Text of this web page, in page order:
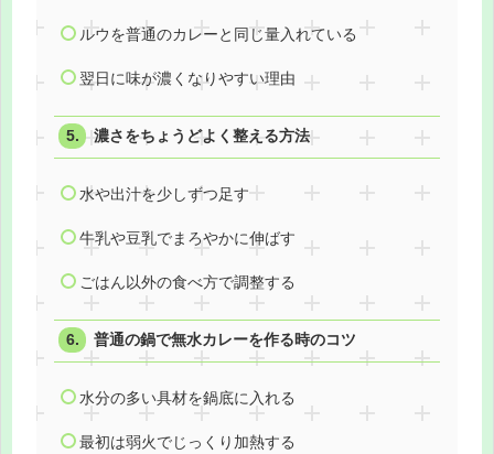
ルウを普通のカレーと同じ量入れている
翌日に味が濃くなりやすい理由
濃さをちょうどよく整える方法
水や出汁を少しずつ足す
牛乳や豆乳でまろやかに伸ばす
ごはん以外の食べ方で調整する
普通の鍋で無水カレーを作る時のコツ
水分の多い具材を鍋底に入れる
最初は弱火でじっくり加熱する